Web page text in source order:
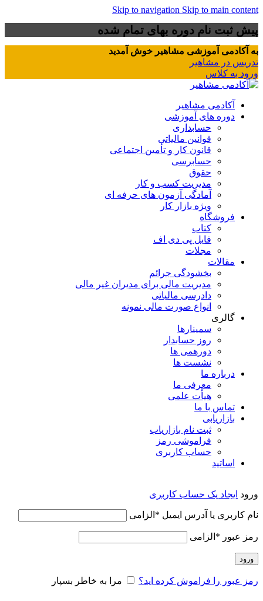
Skip to navigation Skip to main content
پیش ثبت نام دوره بهای تمام شده
به آکادمی آموزشی مشاهیر خوش آمدید
تدریس در مشاهیر
ورود به کلاس
آکادمی مشاهیر
دوره های آموزشی
حسابداری
قوانین مالیاتی
قانون کار و تأمین اجتماعی
حسابرسی
حقوق
مدیریت کسب و کار
آمادگی آزمون های حرفه ای
ویژه بازار کار
فروشگاه
کتاب
فایل پی دی اف
مجلات
مقالات
بخشودگی جرائم
مدیریت مالی برای مدیران غیر مالی
دادرسی مالیاتی
انواع صورت مالی نمونه
گالری
سمینارها
روز حسابدار
دورهمی ها
نشست ها
درباره ما
معرفی ما
هیأت علمی
تماس با ما
بازاریابی
ثبت نام بازاریاب
فراموشی رمز
حساب کاربری
اساتید
ورود ایجاد یک حساب کاربری
نام کاربری یا آدرس ایمیل * الزامی
رمز عبور * الزامی
ورود
رمز عبور را فراموش کرده اید؟ مرا به خاطر بسپار